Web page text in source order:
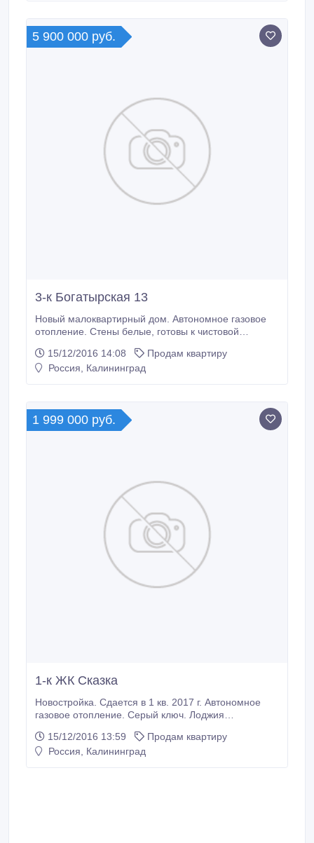
5 900 000 руб.
3-к Богатырская 13
Новый малоквартирный дом. Автономное газовое
отопление. Стены белые, готовы к чистовой
санузла. Кухня-гостиная 26 кв.м. и 3 спальни.
Прямо за домом парк. Рядом школа и детсад.
15/12/2016 14:08
Продам квартиру
Россия, Калининград
1 999 000 руб.
1-к ЖК Сказка
Новостройка. Сдается в 1 кв. 2017 г. Автономное
газовое отопление. Серый ключ. Лоджия
из окна. Всё рядом, школа, детсад,
супермаркет.Общая площадь 44 кв.м., кухня 11, 7,
15/12/2016 13:59
Продам квартиру
Россия, Калининград